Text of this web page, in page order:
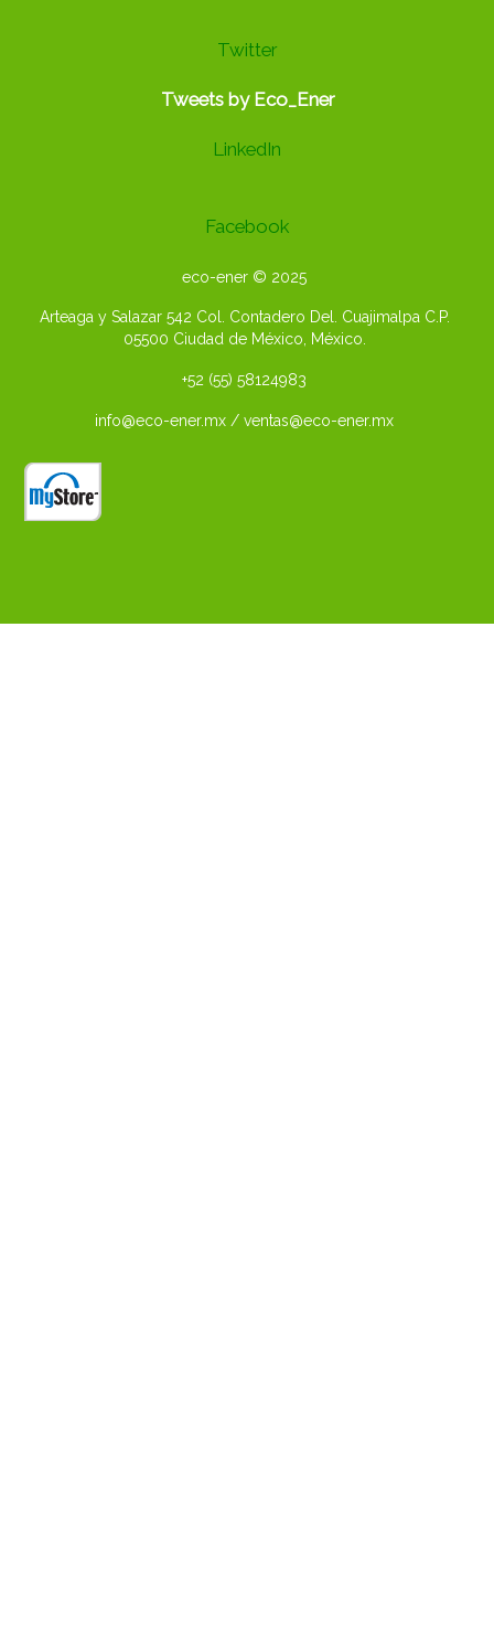
Twitter
Tweets by Eco_Ener
LinkedIn
Facebook
eco-ener © 2025
Arteaga y Salazar 542 Col. Contadero Del. Cuajimalpa C.P.
05500 Ciudad de México, México.
+52 (55) 58124983
info@eco-ener.mx / ventas@eco-ener.mx